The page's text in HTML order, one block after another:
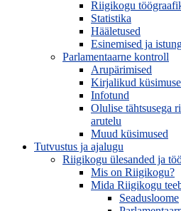
Riigikogu
Statistika
Hääletused
Esinemised ja
Parlamentaarne kontroll
Arupärimised
Kirjalikud
Infotund
Olulise tähtsusega
arutelu
Muud küsimused
Tutvustus ja ajalugu
Riigikogu ülesanded ja
Mis on Riigikogu?
Mida Riigikogu
Seadusloome